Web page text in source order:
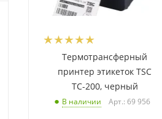
Термотрансферный
принтер этикеток TSC
TС-200, черный
В наличии Арт.: 69 956